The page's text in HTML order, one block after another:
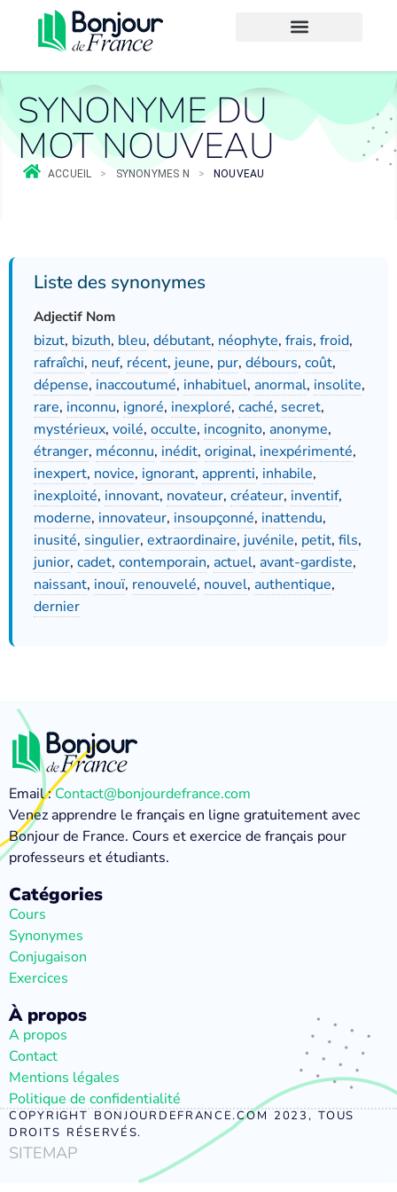
SYNONYME DU
MOT NOUVEAU
ACCUEIL > SYNONYMES N > NOUVEAU
Liste des synonymes
Adjectif Nom
bizut, bizuth, bleu, débutant, néophyte, frais, froid,
rafraîchi, neuf, récent, jeune, pur, débours, coût,
dépense, inaccoutumé, inhabituel, anormal, insolite,
rare, inconnu, ignoré, inexploré, caché, secret,
mystérieux, voilé, occulte, incognito, anonyme,
étranger, méconnu, inédit, original, inexpérimenté,
inexpert, novice, ignorant, apprenti, inhabile,
inexploité, innovant, novateur, créateur, inventif,
moderne, innovateur, insoupçonné, inattendu,
inusité, singulier, extraordinaire, juvénile, petit, fils,
junior, cadet, contemporain, actuel, avant-gardiste,
naissant, inouï, renouvelé, nouvel, authentique,
dernier
Email :Contact@bonjourdefrance.com
Venez apprendre le français en ligne gratuitement avec
Bonjour de France. Cours et exercice de français pour
professeurs et étudiants.
Catégories
Cours
Synonymes
Conjugaison
Exercices
À propos
A propos
Contact
Mentions légales
Politique de confidentialité
COPYRIGHT BONJOURDEFRANCE.COM 2023, TOUS
DROITS RÉSERVÉS.
SITEMAP